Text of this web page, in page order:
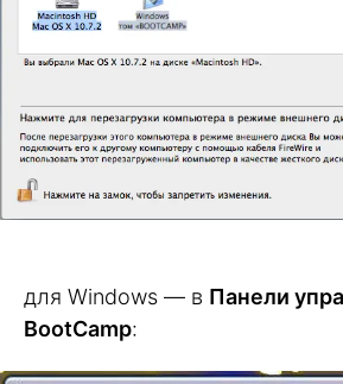
для Windows — в Панели
BootCamp: